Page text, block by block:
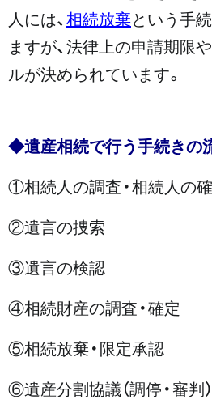
人には、相続放棄という手
ますが、法律上の申請期限
ルが決められています。
◆遺産相続で行う手続きの
①相続人の調査・相続人の
②遺言の捜索
③遺言の検認
④相続財産の調査・確定
⑤相続放棄・限定承認
⑥遺産分割協議（調停・審判）